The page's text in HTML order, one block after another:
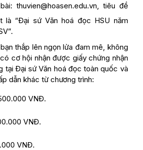
thuvien@hoasen.edu.vn, tiêu đề
là “Đại sứ Văn hoá đọc HSU năm
thắp lên ngọn lửa đam mê, không
cơ hội nhận được giấy chứng nhận
tại Đại sứ Văn hoá đọc toàn quốc và
dẫn khác từ chương trình:
VNĐ.
VNĐ.
VNĐ.